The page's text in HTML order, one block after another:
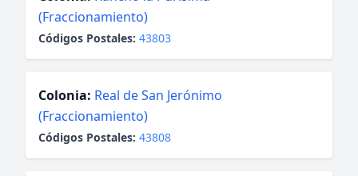
(Fraccionamiento)
Códigos Postales: 43803
Colonia: Real de San Jerónimo
(Fraccionamiento)
Códigos Postales: 43808